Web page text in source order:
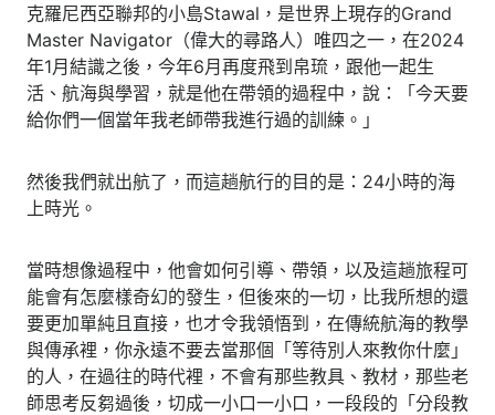
克羅尼西亞聯邦的小島Stawal，是世界上現存的Grand
Master Navigator（偉大的尋路人）唯四之一，在2024
年1月結識之後，今年6月再度飛到帛琉，跟他一起生
活、航海與學習，就是他在帶領的過程中，說：「今天要
給你們一個當年我老師帶我進行過的訓練。」
然後我們就出航了，而這趟航行的目的是：24小時的海
上時光。
當時想像過程中，他會如何引導、帶領，以及這趟旅程可
能會有怎麼樣奇幻的發生，但後來的一切，比我所想的還
要更加單純且直接，也才令我領悟到，在傳統航海的教學
與傳承裡，你永遠不要去當那個「等待別人來教你什麼」
的人，在過往的時代裡，不會有那些教具、教材，那些老
師思考反芻過後，切成一小口一小口，一段段的「分段教